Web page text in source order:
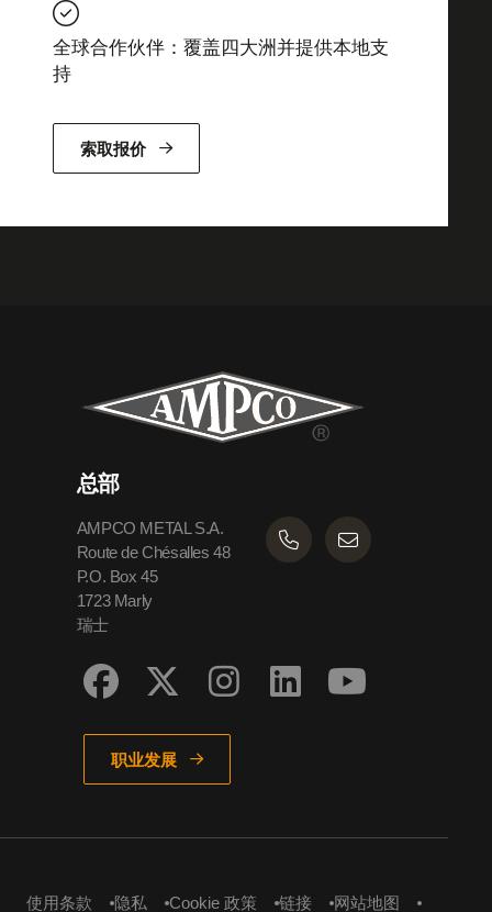
全球合作伙伴：覆盖四大洲并提供本地支
持
索取报价
总部
AMPCO METAL S.A.
Route de Chésalles 48
P.O. Box 45
1723 Marly
瑞士
职业发展
使用条款 隐私 Cookie 政策 链接 网站地图